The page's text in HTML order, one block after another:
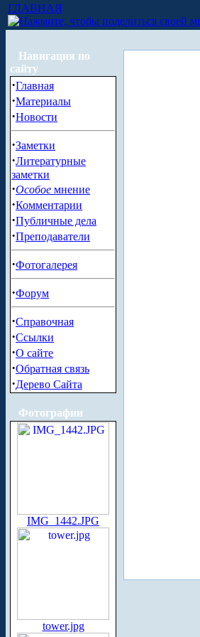
ГЛАВНАЯ
Навигация по
сайту
·Главная
·Материалы
·Новости
·Заметки
·Литературные
заметки
·Особое мнение
·Комментарии
·Публичные дела
·Преподаватели
·Фотогалерея
·Форум
·Справочная
·Ссылки
·О сайте
·Обратная связь
·Дерево Сайта
Фотографии
IMG_1442.JPG
tower.jpg